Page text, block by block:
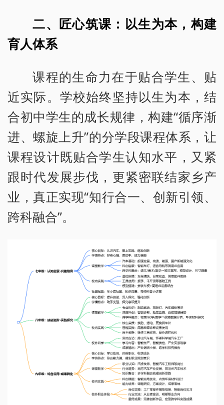
二、匠心筑课：以生为本，构建
育人体系
课程的生命力在于贴合学生、贴
近实际。学校始终坚持以生为本，结
合初中学生的成长规律，构建“循序渐
进、螺旋上升”的分学段课程体系，让
课程设计既贴合学生认知水平，又紧
跟时代发展步伐，更紧密联结家乡产
业，真正实现“知行合一、创新引领、
跨科融合”。